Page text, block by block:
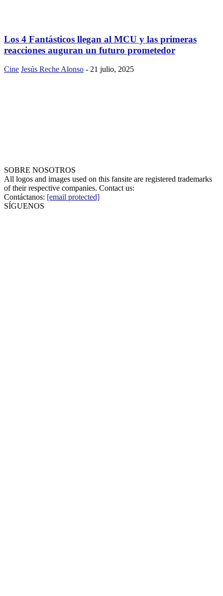
Los 4 Fantásticos llegan al MCU y las primeras
reacciones auguran un futuro prometedor
Cine Jesús Reche Alonso - 21 julio, 2025
SOBRE NOSOTROS
All logos and images used on this fansite are registered trademarks
of their respective companies. Contact us:
Contáctanos: [email protected]
SÍGUENOS